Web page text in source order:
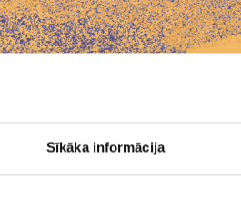
Sīkāka informācija